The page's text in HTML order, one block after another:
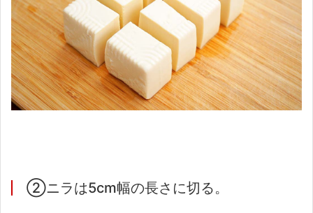
②ニラは5cm幅の長さに切る。